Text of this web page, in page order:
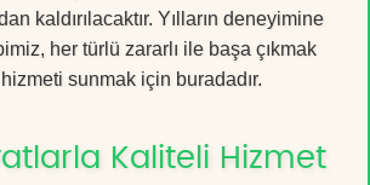
kaldırılacaktır. Yılların deneyimine
her türlü zararlı ile başa çıkmak
sunmak için buradadır.
Kaliteli Hizmet